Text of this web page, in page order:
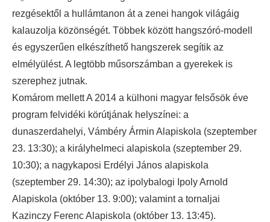
rezgésektől a hullámtanon át a zenei hangok világáig
kalauzolja közönségét. Többek között hangszóró-modell
és egyszerűen elkészíthető hangszerek segítik az
elmélyülést. A legtöbb műsorszámban a gyerekek is
szerephez jutnak.
Komárom mellett A 2014 a külhoni magyar felsősök éve
program felvidéki körútjának helyszínei: a
dunaszerdahelyi, Vámbéry Ármin Alapiskola (szeptember
23. 13:30); a királyhelmeci alapiskola (szeptember 29.
10:30); a nagykaposi Erdélyi János alapiskola
(szeptember 29. 14:30); az ipolybalogi Ipoly Arnold
Alapiskola (október 13. 9:00); valamint a tornaljai
Kazinczy Ferenc Alapiskola (október 13. 13:45).